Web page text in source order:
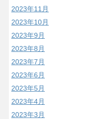
2023年11月
2023年10月
2023年9月
2023年8月
2023年7月
2023年6月
2023年5月
2023年4月
2023年3月